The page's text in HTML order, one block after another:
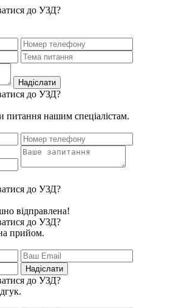
питання нашим спеціалістам.
відправлена!
прийом.